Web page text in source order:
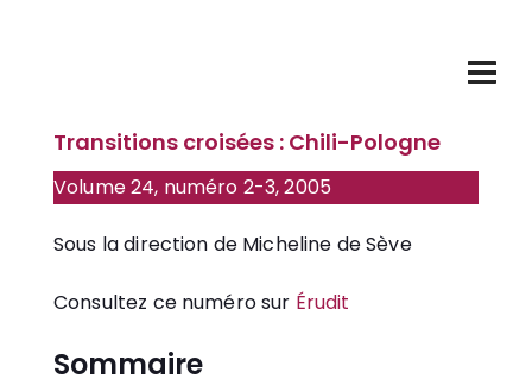
Transitions croisées : Chili-Pologne
Volume 24, numéro 2-3, 2005
Sous la direction de Micheline de Sève
Consultez ce numéro sur Érudit
Sommaire